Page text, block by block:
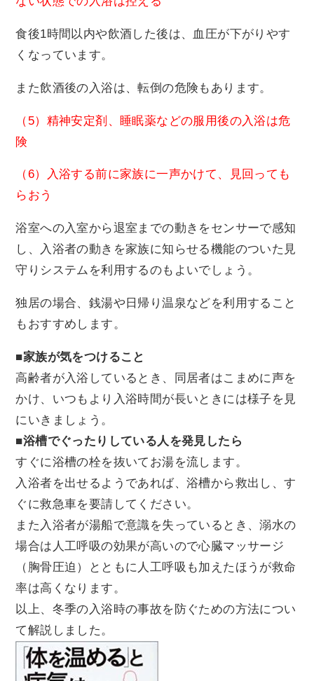
食後1時間以内や飲酒した後は、血圧が下がりやす
くなっています。
また飲酒後の入浴は、転倒の危険もあります。
（5）精神安定剤、睡眠薬などの服用後の入浴は危
険
（6）入浴する前に家族に一声かけて、見回っても
らおう
浴室への入室から退室までの動きをセンサーで感知
し、入浴者の動きを家族に知らせる機能のついた見
守りシステムを利用するのもよいでしょう。
独居の場合、銭湯や日帰り温泉などを利用すること
もおすすめします。
■家族が気をつけること
高齢者が入浴しているとき、同居者はこまめに声を
かけ、いつもより入浴時間が長いときには様子を見
にいきましょう。
■浴槽でぐったりしている人を発見したら
すぐに浴槽の栓を抜いてお湯を流します。
入浴者を出せるようであれば、浴槽から救出し、す
ぐに救急車を要請してください。
また入浴者が湯船で意識を失っているとき、溺水の
場合は人工呼吸の効果が高いので心臓マッサージ
（胸骨圧迫）とともに人工呼吸も加えたほうが救命
率は高くなります。
以上、冬季の入浴時の事故を防ぐための方法につい
て解説しました。